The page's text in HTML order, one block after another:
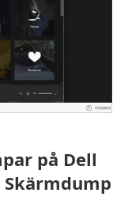
på Dell